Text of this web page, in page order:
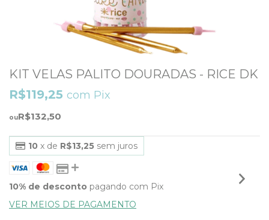
KIT VELAS PALITO DOURADAS - RICE DK
R$132,50
R$119,25 com Pix
10 x de R$13,25 sem juros
10% de desconto pagando com Pix
VER MEIOS DE PAGAMENTO